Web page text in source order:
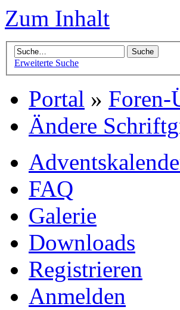
Zum Inhalt
Erweiterte Suche
Portal » Foren-
Ändere
FAQ
Galerie
Downloads
Registrieren
Anmelden